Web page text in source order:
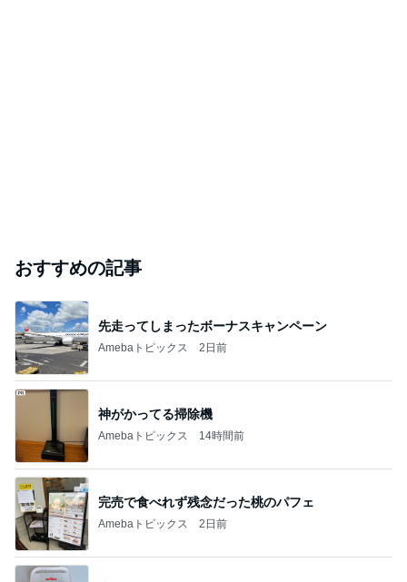
おすすめの記事
先走ってしまったボーナスキャンペーン
Amebaトピックス 2日前
神がかってる掃除機
Amebaトピックス 14時間前
完売で食べれず残念だった桃のパフェ
Amebaトピックス 2日前